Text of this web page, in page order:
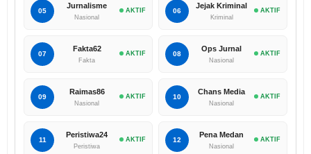
05
Jurnalisme
Nasional
AKTIF 06
Jejak Kriminal
Kriminal
AKTIF
07
Fakta62
Fakta
AKTIF 08
Ops Jurnal
Nasional
AKTIF
09
Raimas86
Nasional
AKTIF 10
Chans Media
Nasional
AKTIF
11
Peristiwa24
Peristiwa
AKTIF 12
Pena Medan
Nasional
AKTIF